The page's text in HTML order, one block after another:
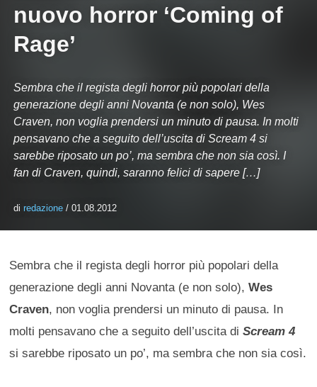
nuovo horror ‘Coming of
Rage’
Sembra che il regista degli horror più popolari della
generazione degli anni Novanta (e non solo), Wes
Craven, non voglia prendersi un minuto di pausa. In molti
pensavano che a seguito dell’uscita di Scream 4 si
sarebbe riposato un po’, ma sembra che non sia così. I
fan di Craven, quindi, saranno felici di sapere […]
diredazione / 01.08.2012
Sembra che il regista degli horror più popolari della
generazione degli anni Novanta (e non solo),Wes
Craven, non voglia prendersi un minuto di pausa. In
molti pensavano che a seguito dell’uscita diScream 4
si sarebbe riposato un po’, ma sembra che non sia così.